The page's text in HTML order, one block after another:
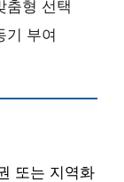
춤형 선택
기 부여
또는 지역화